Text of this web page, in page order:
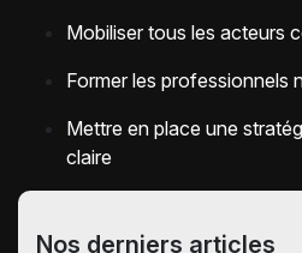
Mobiliser tous les acteurs
Former les professionnels
Mettre en place une
claire
Nos derniers articles